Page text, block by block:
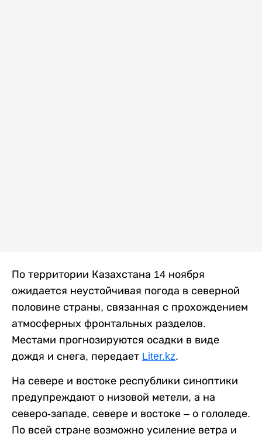
По территории Казахстана 14 ноября
ожидается неустойчивая погода в северной
половине страны, связанная с прохождением
атмосферных фронтальных разделов.
Местами прогнозируются осадки в виде
дождя и снега, передает Liter.kz.
На севере и востоке республики синоптики
предупреждают о низовой метели, а на
северо-западе, севере и востоке – о гололеде.
По всей стране возможно усиление ветра и